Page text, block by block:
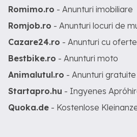
Romimo.ro - Anunturi imobiliare
Romjob.ro - Anunturi locuri de
Cazare24.ro - Anunturi cu
Bestbike.ro - Anunturi moto
Animalutul.ro - Anunturi
Startapro.hu - Ingyenes
Quoka.de - Kostenlose